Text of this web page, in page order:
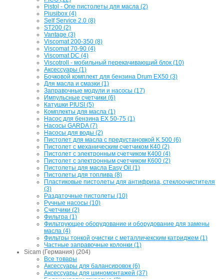
Pistol - One пистолеты для масла (2)
Piusibox (4)
Self Service 2.0 (8)
ST200 (2)
Vantage (3)
Viscomat 200-350 (8)
Viscomat 70-90 (4)
Viscomat DC (4)
Viscotroll - мобильный перекачивающий блок (10)
Аксессуары (1)
Бочковой комплект для бензина Drum EX50 (3)
Для масла и смазки (1)
Заправочные модули и насосы (17)
Импульсные счетчики (6)
Катушки PIUSI (5)
Комплекты для масла (1)
Насос для бензина EX 50-75 (1)
Насосы GARDA (7)
Насосы для воды (2)
Пистолет для масла с предустановкой K 500 (6)
Пистолет с механическим счетчиком К40 (2)
Пистолет с электронным счетчиком К400 (4)
Пистолет с электронным счетчиком К600 (2)
Пистолеты для масла Easy Oil (1)
Пистолеты для топлива (8)
Пластиковые пистолеты для антифриза, стеклоочистителя
(3)
Раздаточные пистолеты (10)
Ручные насосы (10)
Счетчики (2)
Фильтра (1)
Фильтрующее оборудование и оборудование для замены
масла (4)
Фильтры тонкой очистки с металличекским катриджем (1)
Частные заправочные колонки (1)
Sicam (Германия) (204)
Все товары
Аксессуары для балансировок (6)
Аксессуары для шиномонтажей (37)